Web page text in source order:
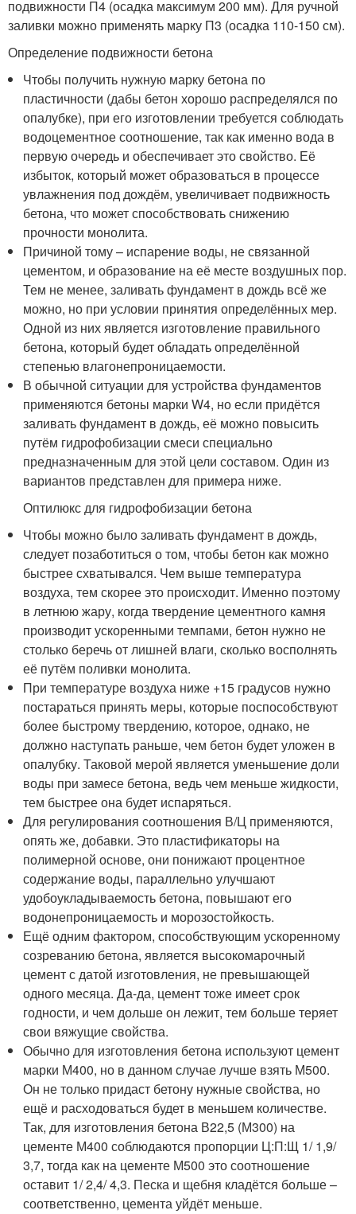
подвижности П4 (осадка максимум 200 мм). Для ручной
заливки можно применять марку П3 (осадка 110-150 см).
Определение подвижности бетона
Чтобы получить нужную марку бетона по
пластичности (дабы бетон хорошо распределялся по
опалубке), при его изготовлении требуется соблюдать
водоцементное соотношение, так как именно вода в
первую очередь и обеспечивает это свойство. Её
избыток, который может образоваться в процессе
увлажнения под дождём, увеличивает подвижность
бетона, что может способствовать снижению
прочности монолита.
Причиной тому – испарение воды, не связанной
цементом, и образование на её месте воздушных пор.
Тем не менее, заливать фундамент в дождь всё же
можно, но при условии принятия определённых мер.
Одной из них является изготовление правильного
бетона, который будет обладать определённой
степенью влагонепроницаемости.
В обычной ситуации для устройства фундаментов
применяются бетоны марки W4, но если придётся
заливать фундамент в дождь, её можно повысить
путём гидрофобизации смеси специально
предназначенным для этой цели составом. Один из
вариантов представлен для примера ниже.
Оптилюкс для гидрофобизации бетона
Чтобы можно было заливать фундамент в дождь,
следует позаботиться о том, чтобы бетон как можно
быстрее схватывался. Чем выше температура
воздуха, тем скорее это происходит. Именно поэтому
в летнюю жару, когда твердение цементного камня
производит ускоренными темпами, бетон нужно не
столько беречь от лишней влаги, сколько восполнять
её путём поливки монолита.
При температуре воздуха ниже +15 градусов нужно
постараться принять меры, которые поспособствуют
более быстрому твердению, которое, однако, не
должно наступать раньше, чем бетон будет уложен в
опалубку. Таковой мерой является уменьшение доли
воды при замесе бетона, ведь чем меньше жидкости,
тем быстрее она будет испаряться.
Для регулирования соотношения В/Ц применяются,
опять же, добавки. Это пластификаторы на
полимерной основе, они понижают процентное
содержание воды, параллельно улучшают
удобоукладываемость бетона, повышают его
водонепроницаемость и морозостойкость.
Ещё одним фактором, способствующим ускоренному
созреванию бетона, является высокомарочный
цемент с датой изготовления, не превышающей
одного месяца. Да-да, цемент тоже имеет срок
годности, и чем дольше он лежит, тем больше теряет
свои вяжущие свойства.
Обычно для изготовления бетона используют цемент
марки М400, но в данном случае лучше взять М500.
Он не только придаст бетону нужные свойства, но
ещё и расходоваться будет в меньшем количестве.
Так, для изготовления бетона В22,5 (М300) на
цементе М400 соблюдаются пропорции Ц:П:Щ 1/ 1,9/
3,7, тогда как на цементе М500 это соотношение
оставит 1/ 2,4/ 4,3. Песка и щебня кладётся больше –
соответственно, цемента уйдёт меньше.